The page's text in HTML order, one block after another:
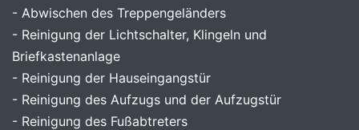
- Abwischen des Treppengeländers
- Reinigung der Lichtschalter, Klingeln und
Briefkastenanlage
- Reinigung der Hauseingangstür
- Reinigung des Aufzugs und der Aufzugstür
- Reinigung des Fußabtreters